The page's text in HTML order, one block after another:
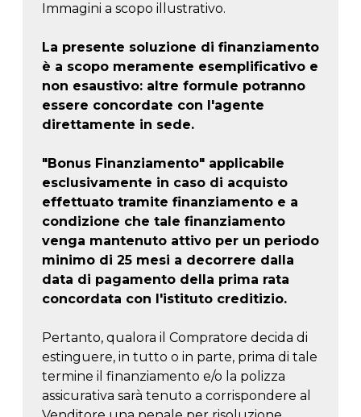
Immagini a scopo illustrativo.
La presente soluzione di finanziamento
è a scopo meramente esemplificativo e
non esaustivo: altre formule potranno
essere concordate con l'agente
direttamente in sede.
"Bonus Finanziamento" applicabile
esclusivamente in caso di acquisto
effettuato tramite finanziamento e a
condizione che tale finanziamento
venga mantenuto attivo per un periodo
minimo di 25 mesi a decorrere dalla
data di pagamento della prima rata
concordata con l'istituto creditizio.
Pertanto, qualora il Compratore decida di
estinguere, in tutto o in parte, prima di tale
termine il finanziamento e/o la polizza
assicurativa sarà tenuto a corrispondere al